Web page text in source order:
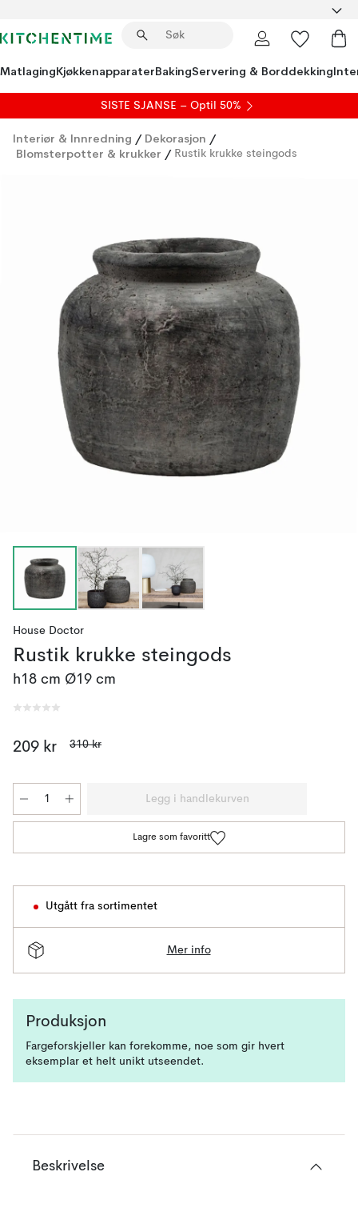
MatlagingKjøkkenapparaterBakingServering & Borddekking
SISTE SJANSE – Optil 50%
Interiør & Innredning / Dekorasjon /
Blomsterpotter & krukker / Rustik krukke steingods
House Doctor
Rustik krukke steingods
h18 cm Ø19 cm
209 kr 310 kr
Legg i handlekurven
Lagre som favoritt
Utgått fra sortimentet
Mer info
Produksjon
Fargeforskjeller kan forekomme, noe som gir hvert
eksemplar et helt unikt utseendet.
Beskrivelse